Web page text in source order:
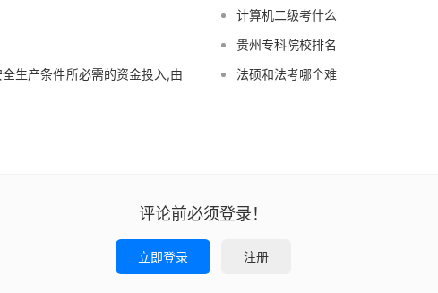
计算机二级考什么
贵州专科院校排名
生产条件所必需的资金投入,由
法硕和法考哪个难
评论前必须登录！
立即登录 注册